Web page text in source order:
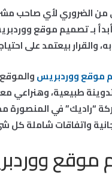
من الضروري لأي صاحب
بـ تصميم موقع
والقرار بيعتمد على
موقع ووردبريس
طبيعية، وهنراعي
“راديك” في
واتفاقات شاملة كل
موقع